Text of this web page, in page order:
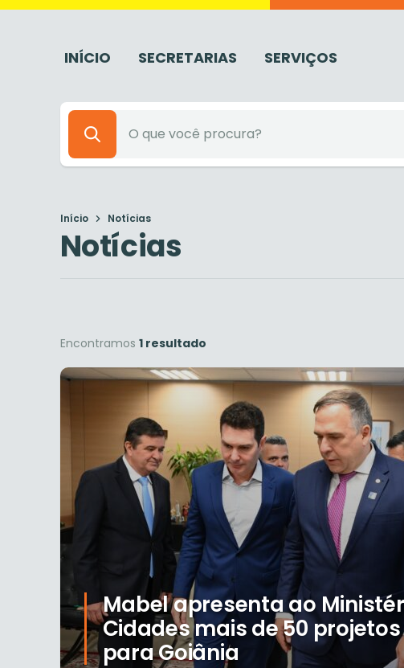
INÍCIO SECRETARIAS SERVIÇOS
Início Notícias
Notícias
Encontramos 1 resultado
Mabel apresenta ao
Cidades mais de 50
para Goiânia